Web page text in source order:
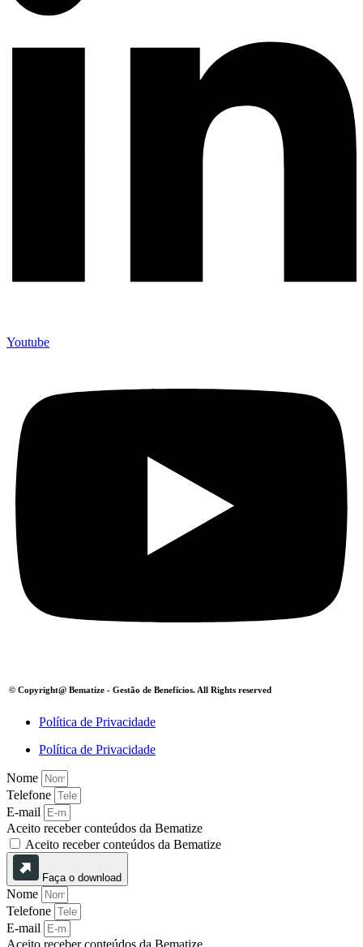
Youtube
© Copyright@ Bematize - Gestão de Benefícios. All Rights reserved
Política de Privacidade
Política de Privacidade
Nome
Telefone
E-mail
Aceito receber conteúdos da Bematize
Aceito receber conteúdos da Bematize
Faça o download
Nome
Telefone
E-mail
Aceito receber conteúdos da Bematize